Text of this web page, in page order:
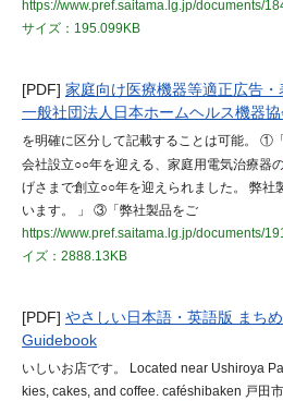
https://www.pref.saitama.lg.jp/documents/
サイズ：195.099KB
[PDF] 家庭向け医療機器等適正広告
一般社団法人日本ホームヘルス機器
を明確に区分して記載することは可能。 ①
会社設立○○年を迎える、家庭用電気治療器
げさまで創立○○年を迎えられました。 弊社
います。 」 ③「弊社製品をご
https://www.pref.saitama.lg.jp/documents/
イズ：2888.13KB
[PDF] やさしい日本語・英語版 まち
Guidebook
いしいお店です。 Located near Ushiroya
kies, cakes, and coffee. caféshibaken 戸